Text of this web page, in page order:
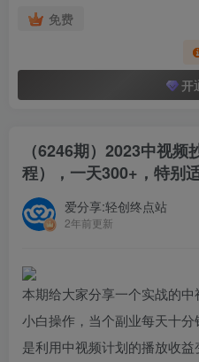
免费
开
（6246期）2023中视
程），一天300+，特别
爱分享:轻创终点站
2年前更新
本期给大家分享一个实战的
小白操作，当个副业每天十
是利用中视频计划的播放收